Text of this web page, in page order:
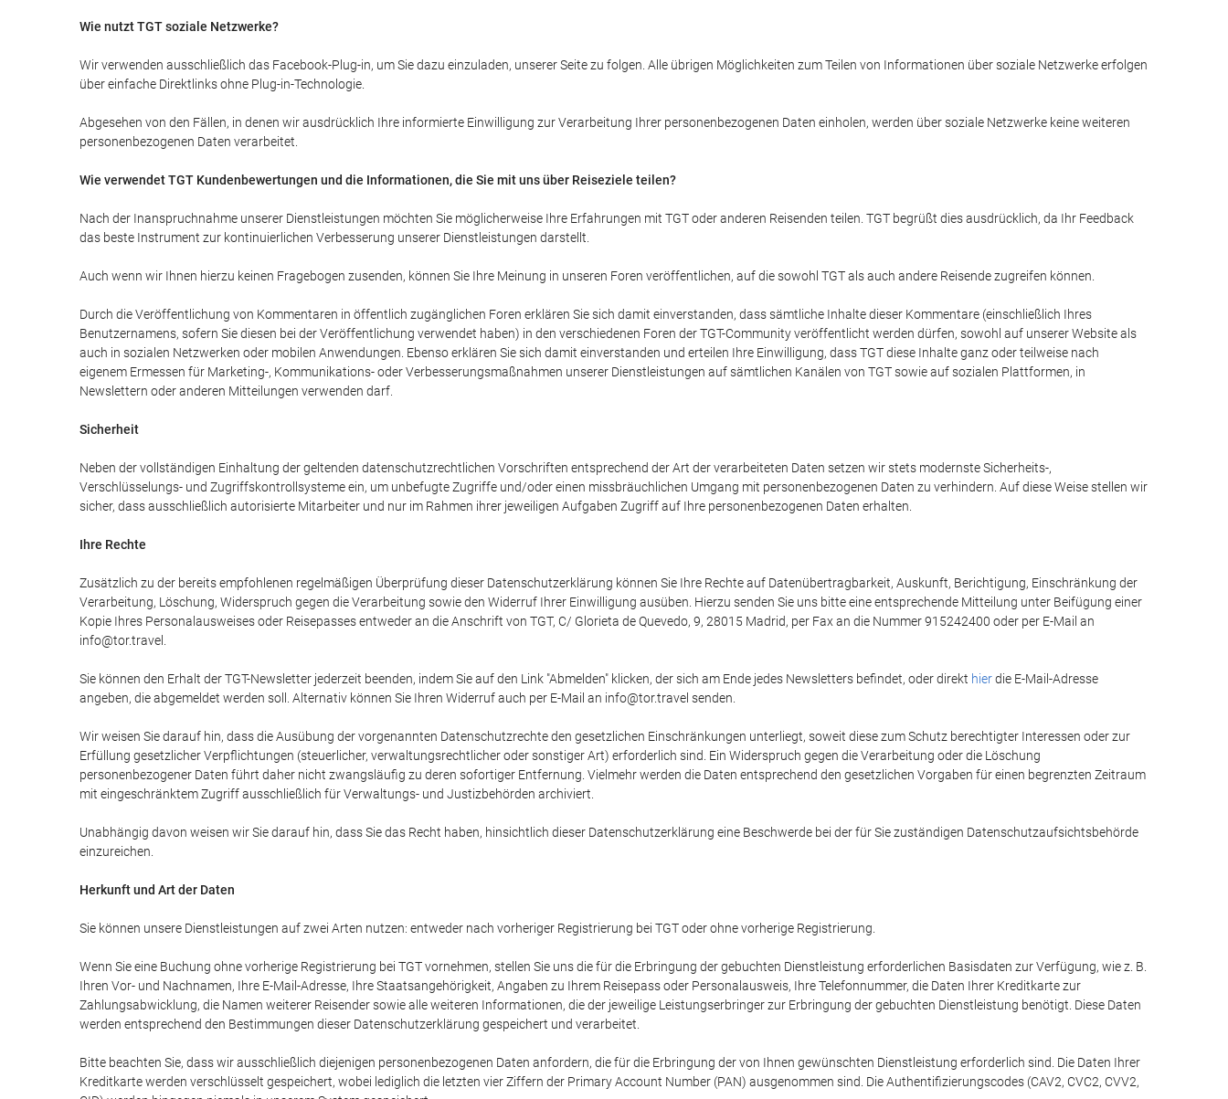
Wie nutzt TGT soziale Netzwerke?
Wir verwenden ausschließlich das Facebook-Plug-in, um Sie dazu einzuladen, unserer Seite zu folgen. Alle übrigen Möglichkeiten zum Teilen von Informationen über soziale Netzwerke erfolgen
über einfache Direktlinks ohne Plug-in-Technologie.
Abgesehen von den Fällen, in denen wir ausdrücklich Ihre informierte Einwilligung zur Verarbeitung Ihrer personenbezogenen Daten einholen, werden über soziale Netzwerke keine weiteren
personenbezogenen Daten verarbeitet.
Wie verwendet TGT Kundenbewertungen und die Informationen, die Sie mit uns über Reiseziele teilen?
Nach der Inanspruchnahme unserer Dienstleistungen möchten Sie möglicherweise Ihre Erfahrungen mit TGT oder anderen Reisenden teilen. TGT begrüßt dies ausdrücklich, da Ihr Feedback
das beste Instrument zur kontinuierlichen Verbesserung unserer Dienstleistungen darstellt.
Auch wenn wir Ihnen hierzu keinen Fragebogen zusenden, können Sie Ihre Meinung in unseren Foren veröffentlichen, auf die sowohl TGT als auch andere Reisende zugreifen können.
Durch die Veröffentlichung von Kommentaren in öffentlich zugänglichen Foren erklären Sie sich damit einverstanden, dass sämtliche Inhalte dieser Kommentare (einschließlich Ihres
Benutzernamens, sofern Sie diesen bei der Veröffentlichung verwendet haben) in den verschiedenen Foren der TGT-Community veröffentlicht werden dürfen, sowohl auf unserer Website als
auch in sozialen Netzwerken oder mobilen Anwendungen. Ebenso erklären Sie sich damit einverstanden und erteilen Ihre Einwilligung, dass TGT diese Inhalte ganz oder teilweise nach
eigenem Ermessen für Marketing-, Kommunikations- oder Verbesserungsmaßnahmen unserer Dienstleistungen auf sämtlichen Kanälen von TGT sowie auf sozialen Plattformen, in
Newslettern oder anderen Mitteilungen verwenden darf.
Sicherheit
Neben der vollständigen Einhaltung der geltenden datenschutzrechtlichen Vorschriften entsprechend der Art der verarbeiteten Daten setzen wir stets modernste Sicherheits-,
Verschlüsselungs- und Zugriffskontrollsysteme ein, um unbefugte Zugriffe und/oder einen missbräuchlichen Umgang mit personenbezogenen Daten zu verhindern. Auf diese Weise stellen wir
sicher, dass ausschließlich autorisierte Mitarbeiter und nur im Rahmen ihrer jeweiligen Aufgaben Zugriff auf Ihre personenbezogenen Daten erhalten.
Ihre Rechte
Zusätzlich zu der bereits empfohlenen regelmäßigen Überprüfung dieser Datenschutzerklärung können Sie Ihre Rechte auf Datenübertragbarkeit, Auskunft, Berichtigung, Einschränkung der
Verarbeitung, Löschung, Widerspruch gegen die Verarbeitung sowie den Widerruf Ihrer Einwilligung ausüben. Hierzu senden Sie uns bitte eine entsprechende Mitteilung unter Beifügung einer
Kopie Ihres Personalausweises oder Reisepasses entweder an die Anschrift von TGT, C/ Glorieta de Quevedo, 9, 28015 Madrid, per Fax an die Nummer 915242400 oder per E-Mail an
info@tor.travel.
Sie können den Erhalt der TGT-Newsletter jederzeit beenden, indem Sie auf den Link "Abmelden" klicken, der sich am Ende jedes Newsletters befindet, oder direkt hierdie E-Mail-Adresse
angeben, die abgemeldet werden soll. Alternativ können Sie Ihren Widerruf auch per E-Mail an info@tor.travel senden.
Wir weisen Sie darauf hin, dass die Ausübung der vorgenannten Datenschutzrechte den gesetzlichen Einschränkungen unterliegt, soweit diese zum Schutz berechtigter Interessen oder zur
Erfüllung gesetzlicher Verpflichtungen (steuerlicher, verwaltungsrechtlicher oder sonstiger Art) erforderlich sind. Ein Widerspruch gegen die Verarbeitung oder die Löschung
personenbezogener Daten führt daher nicht zwangsläufig zu deren sofortiger Entfernung. Vielmehr werden die Daten entsprechend den gesetzlichen Vorgaben für einen begrenzten Zeitraum
mit eingeschränktem Zugriff ausschließlich für Verwaltungs- und Justizbehörden archiviert.
Unabhängig davon weisen wir Sie darauf hin, dass Sie das Recht haben, hinsichtlich dieser Datenschutzerklärung eine Beschwerde bei der für Sie zuständigen Datenschutzaufsichtsbehörde
einzureichen.
Herkunft und Art der Daten
Sie können unsere Dienstleistungen auf zwei Arten nutzen: entweder nach vorheriger Registrierung bei TGT oder ohne vorherige Registrierung.
Wenn Sie eine Buchung ohne vorherige Registrierung bei TGT vornehmen, stellen Sie uns die für die Erbringung der gebuchten Dienstleistung erforderlichen Basisdaten zur Verfügung, wie z. B.
Ihren Vor- und Nachnamen, Ihre E-Mail-Adresse, Ihre Staatsangehörigkeit, Angaben zu Ihrem Reisepass oder Personalausweis, Ihre Telefonnummer, die Daten Ihrer Kreditkarte zur
Zahlungsabwicklung, die Namen weiterer Reisender sowie alle weiteren Informationen, die der jeweilige Leistungserbringer zur Erbringung der gebuchten Dienstleistung benötigt. Diese Daten
werden entsprechend den Bestimmungen dieser Datenschutzerklärung gespeichert und verarbeitet.
Bitte beachten Sie, dass wir ausschließlich diejenigen personenbezogenen Daten anfordern, die für die Erbringung der von Ihnen gewünschten Dienstleistung erforderlich sind. Die Daten Ihrer
Kreditkarte werden verschlüsselt gespeichert, wobei lediglich die letzten vier Ziffern der Primary Account Number (PAN) ausgenommen sind. Die Authentifizierungscodes (CAV2, CVC2, CVV2,